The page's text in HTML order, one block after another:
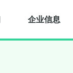
企业信息